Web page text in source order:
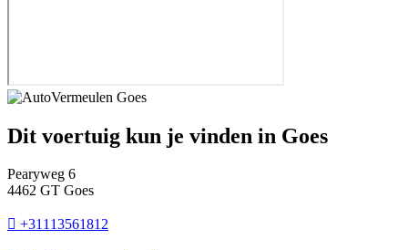
Dit voertuig kun je vinden in Goes
Pearyweg 6
4462 GT Goes
+31113561812